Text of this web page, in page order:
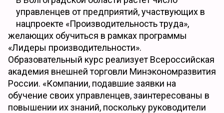
управленцев от предприятий, участвующих в
нацпроекте «Производительность труда»,
желающих обучиться в рамках программы
«Лидеры производительности».
Образовательный курс реализует Всероссийская
академия внешней торговли Минэкономразвития
России. «Компании, подавшие заявки на
обучение своих управленцев, заинтересованы в
повышении их знаний, поскольку руководители